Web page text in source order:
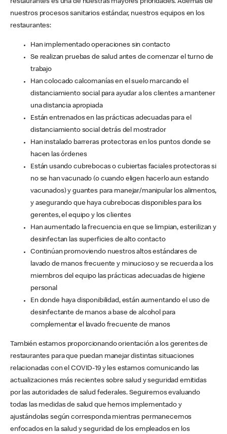
restaurantes es una de nuestras mayores prioridades. Además de
nuestros procesos sanitarios estándar, nuestros equipos en los
restaurantes:
Han implementado operaciones sin contacto
Se realizan pruebas de salud antes de comenzar el turno de
trabajo
Han colocado calcomanías en el suelo marcando el
distanciamiento social para ayudar a los clientes a mantener
una distancia apropiada
Están entrenados en las prácticas adecuadas para el
distanciamiento social detrás del mostrador
Han instalado barreras protectoras en los puntos donde se
hacen las órdenes
Están usando cubrebocas o cubiertas faciales protectoras si
no se han vacunado (o cuando eligen hacerlo aun estando
vacunados) y guantes para manejar/manipular los alimentos,
y asegurando que haya cubrebocas disponibles para los
gerentes, el equipo y los clientes
Han aumentado la frecuencia en que se limpian, esterilizan y
desinfectan las superficies de alto contacto
Continúan promoviendo nuestros altos estándares de
lavado de manos frecuente y minucioso y se recuerda a los
miembros del equipo las prácticas adecuadas de higiene
personal
En donde haya disponibilidad, están aumentando el uso de
desinfectante de manos a base de alcohol para
complementar el lavado frecuente de manos
También estamos proporcionando orientación a los gerentes de
restaurantes para que puedan manejar distintas situaciones
relacionadas con el COVID-19 y les estamos comunicando las
actualizaciones más recientes sobre salud y seguridad emitidas
por las autoridades de salud federales. Seguiremos evaluando
todas las medidas de salud que hemos implementado y
ajustándolas según corresponda mientras permanecemos
enfocados en la salud y seguridad de los empleados en los